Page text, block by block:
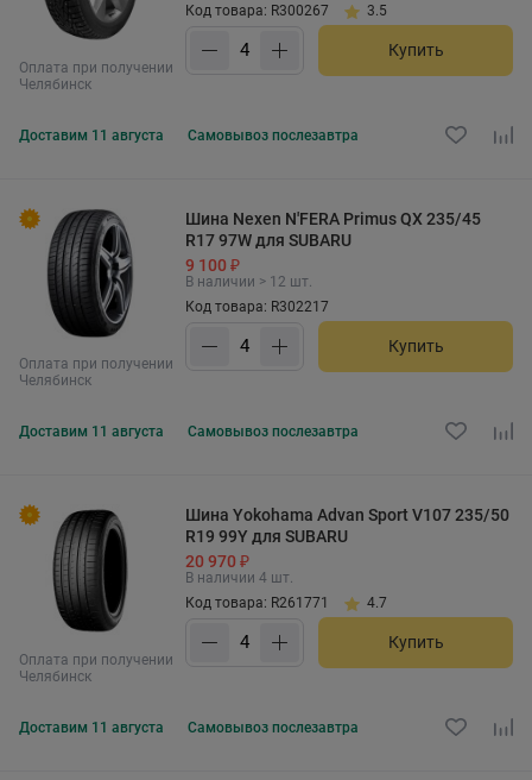
Оплата при получении
Челябинск
Код товара: R300267
3.5
Купить
Доставим 11 августа Самовывоз послезавтра
Оплата при получении
Челябинск
Шина Nexen N'FERA Primus QX 235/45
R17 97W для SUBARU
9 100 ₽
В наличии > 12 шт.
Код товара: R302217
Купить
Доставим 11 августа Самовывоз послезавтра
Оплата при получении
Челябинск
Шина Yokohama Advan Sport V107 235/50
R19 99Y для SUBARU
20 970 ₽
В наличии 4 шт.
Код товара: R261771
4.7
Купить
Доставим 11 августа Самовывоз послезавтра